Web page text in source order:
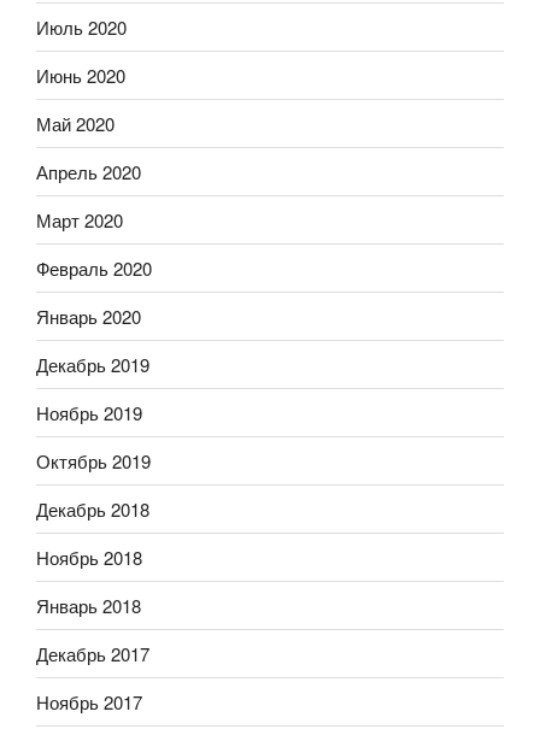
Июль 2020
Июнь 2020
Май 2020
Апрель 2020
Март 2020
Февраль 2020
Январь 2020
Декабрь 2019
Ноябрь 2019
Октябрь 2019
Декабрь 2018
Ноябрь 2018
Январь 2018
Декабрь 2017
Ноябрь 2017